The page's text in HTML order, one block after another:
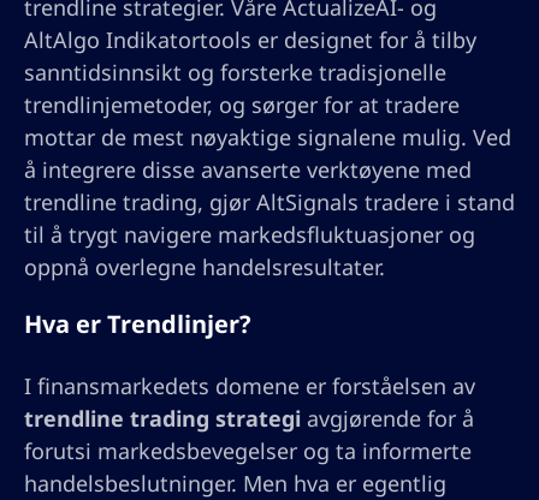
trendline strategier. Våre ActualizeAI- og
AltAlgo Indikatortools er designet for å tilby
sanntidsinnsikt og forsterke tradisjonelle
trendlinjemetoder, og sørger for at tradere
mottar de mest nøyaktige signalene mulig. Ved
å integrere disse avanserte verktøyene med
trendline trading, gjør AltSignals tradere i stand
til å trygt navigere markedsfluktuasjoner og
oppnå overlegne handelsresultater.
Hva er Trendlinjer?
I finansmarkedets domene er forståelsen av
trendline trading strategi avgjørende for å
forutsi markedsbevegelser og ta informerte
handelsbeslutninger. Men hva er egentlig